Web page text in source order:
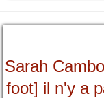
Sarah
foot] il n'y a